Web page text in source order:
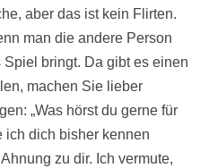
aber das ist kein Flirten.
man die andere Person
bringt. Da gibt es einen
machen Sie lieber
„Was hörst du gerne für
ich dich bisher kennen
zu dir. Ich vermute,